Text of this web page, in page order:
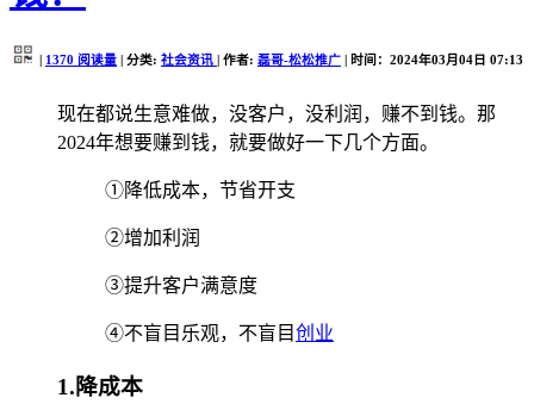
| 1370 阅读量 | 分类: 社会资讯 | 作者: 磊哥-松松推广 | 时间：2024年03月04日 07:13
现在都说生意难做，没客户，没利润，赚不到钱。那
2024年想要赚到钱，就要做好一下几个方面。
①降低成本，节省开支
②增加利润
③提升客户满意度
④不盲目乐观，不盲目创业
1.降成本